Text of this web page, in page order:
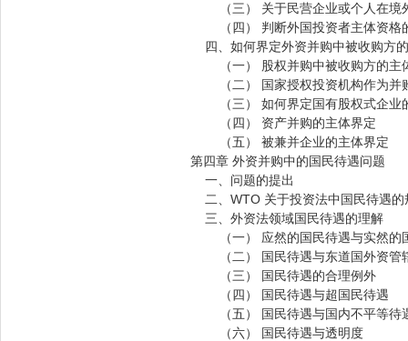
（三） 关于民营企业或个人在境
（四） 判断外国投资者主体资格
四、如何界定外资并购中被收购方
（一） 股权并购中被收购方的主
（二） 国家授权投资机构作为并
（三） 如何界定国有股权式企业
（四） 资产并购的主体界定
（五） 被兼并企业的主体界定
第四章 外资并购中的国民待遇问题
一、问题的提出
二、WTO 关于投资法中国民待遇的
三、外资法领域国民待遇的理解
（一） 应然的国民待遇与实然的
（二） 国民待遇与东道国外资管
（三） 国民待遇的合理例外
（四） 国民待遇与超国民待遇
（五） 国民待遇与国内不平等待
（六） 国民待遇与透明度